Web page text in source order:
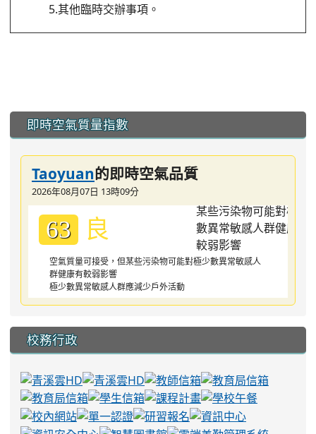
5.其他臨時交辦事項。
::: 即時空氣質量指數
Taoyuan的即時空氣品質
2026年08月07日 13時09分
63 良
空氣質量可接受，但某些污染物可能對極少數異常敏感人
群健康有較弱影響
極少數異常敏感人群應減少戶外活動
校務行政